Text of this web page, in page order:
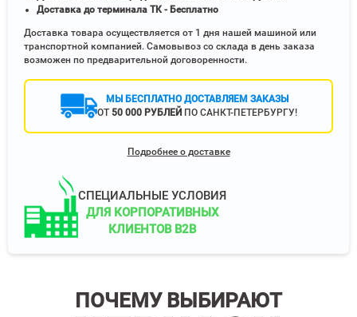
Доставка до терминала ТК - Бесплатно
Доставка товара осуществляется от 1 дня нашей машиной или
транспортной компанией. Самовывоз со склада в день заказа
возможен по предварительной договоренности.
МЫ БЕСПЛАТНО ДОСТАВЛЯЕМ ЗАКАЗЫ
ОТ 50 000 РУБЛЕЙ ПО САНКТ-ПЕТЕРБУРГУ!
Подробнее о доставке
СПЕЦИАЛЬНЫЕ УСЛОВИЯ
ДЛЯ КОРПОРАТИВНЫХ
КЛИЕНТОВ B2B
ПОЧЕМУ ВЫБИРАЮТ